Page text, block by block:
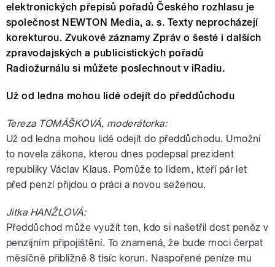
elektronických přepisů pořadů Českého rozhlasu je
společnost NEWTON Media, a. s. Texty neprocházejí
korekturou. Zvukové záznamy Zpráv o šesté i dalších
zpravodajských a publicistických pořadů
Radiožurnálu si můžete poslechnout v iRadiu.
Už od ledna mohou lidé odejít do předdůchodu
Tereza TOMÁŠKOVÁ, moderátorka:
Už od ledna mohou lidé odejít do předdůchodu. Umožní
to novela zákona, kterou dnes podepsal prezident
republiky Václav Klaus. Pomůže to lidem, kteří pár let
před penzí přijdou o práci a novou seženou.
Jitka HANŽLOVÁ:
Předdůchod může využít ten, kdo si našetřil dost peněz v
penzijním připojištění. To znamená, že bude moci čerpat
měsíčně přibližně 8 tisíc korun. Naspořené peníze mu